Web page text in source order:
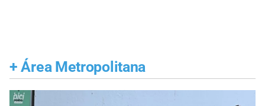
+ Área Metropolitana